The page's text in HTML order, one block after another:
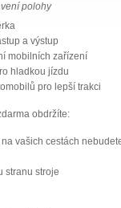
polohy
a výstup
mobilních zařízení
hladkou jízdu
pro lepší trakci
obdržíte:
vašich cestách
stranu stroje